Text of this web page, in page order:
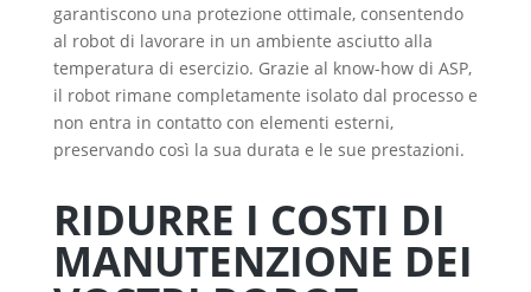
garantiscono una protezione ottimale, consentendo
al robot di lavorare in un ambiente asciutto alla
temperatura di esercizio. Grazie al know-how di ASP,
il robot rimane completamente isolato dal processo e
non entra in contatto con elementi esterni,
preservando così la sua durata e le sue prestazioni.
RIDURRE I COSTI DI
MANUTENZIONE DEI